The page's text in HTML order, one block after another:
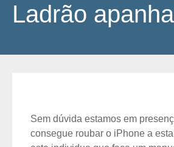
Ladrão
Sem dúvida estamos em
consegue roubar o iPhone a